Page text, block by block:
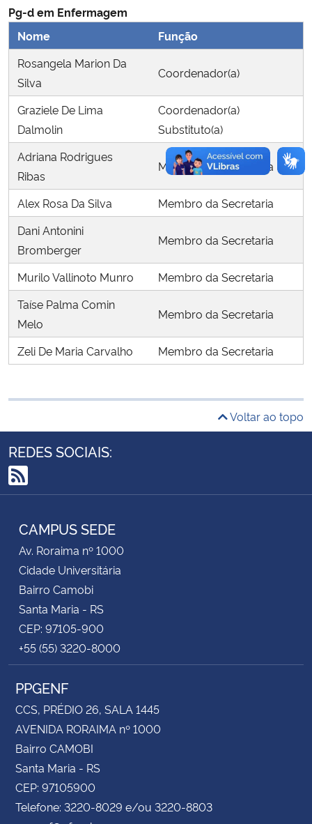
Advocacia-Geral da União
Banco Central do Brasil
Planalto
Pg-d em Enfermagem
Nome
Função
Rosangela Marion Da
Silva
Coordenador(a)
Graziele De Lima
Dalmolin
Coordenador(a)
Substituto(a)
Adriana Rodrigues
Ribas
Membro da Secretaria
Alex Rosa Da Silva
Membro da Secretaria
Dani Antonini
Bromberger
Membro da Secretaria
Murilo Vallinoto Munro
Membro da Secretaria
Taíse Palma Comin
Melo
Membro da Secretaria
Zeli De Maria Carvalho Membro da Secretaria
Voltar ao topo
REDES SOCIAIS:
RSS
CAMPUS SEDE
Av. Roraima nº 1000
Cidade Universitária
Bairro Camobi
Santa Maria - RS
CEP: 97105-900
+55 (55) 3220-8000
PPGENF
CCS, PRÉDIO 26, SALA 1445
AVENIDA RORAIMA nº 1000
Bairro CAMOBI
Santa Maria - RS
CEP: 97105900
Telefone: 3220-8029 e/ou 3220-8803